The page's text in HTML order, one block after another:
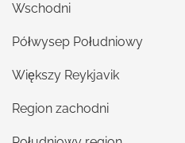
Wschodni
Półwysep Południowy
Większy Reykjavik
Region zachodni